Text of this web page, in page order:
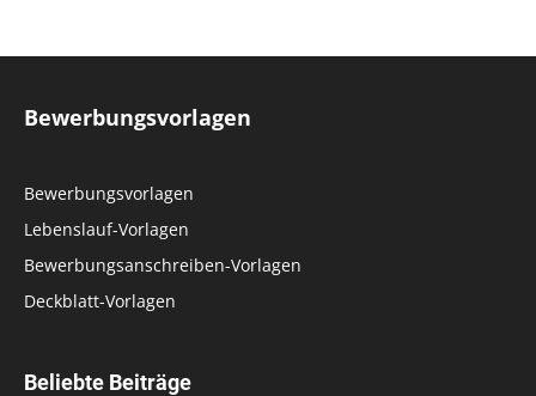
Bewerbungsvorlagen
Bewerbungsvorlagen
Lebenslauf-Vorlagen
Bewerbungsanschreiben-Vorlagen
Deckblatt-Vorlagen
Beliebte Beiträge